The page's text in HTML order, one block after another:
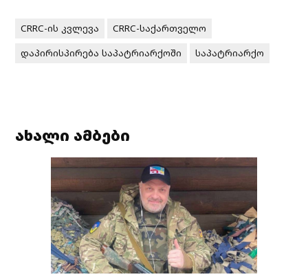
CRRC-ის კვლევა
CRRC-საქართველო
დაპირისპირება საპატრიარქოში
საპატრიარქო
ახალი ამბები